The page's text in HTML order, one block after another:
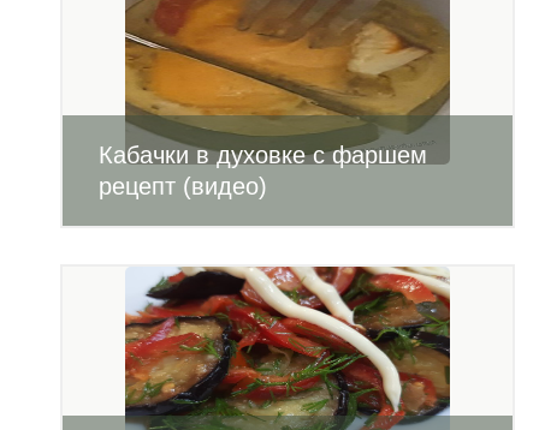
Кабачки в духовке с фаршем
рецепт (видео)